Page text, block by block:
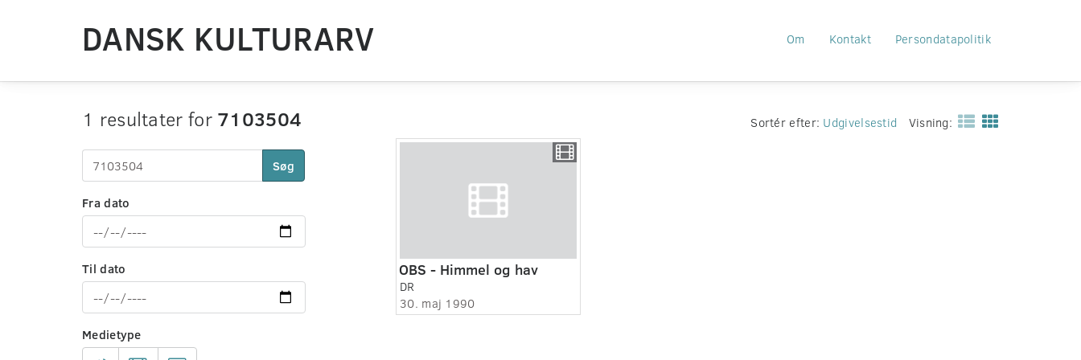
DANSK KULTURARV Om Kontakt Persondatapolitik
1 resultater for 7103504
Søg
Fra dato
Til dato
Medietype
Sortér efter: Udgivelsestid Visning:
OBS - Himmel og hav
DR
30. maj 1990